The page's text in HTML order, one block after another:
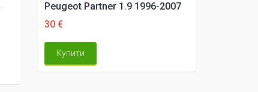
Peugeot Partner 1.9 1996-2007
30 €
Купити